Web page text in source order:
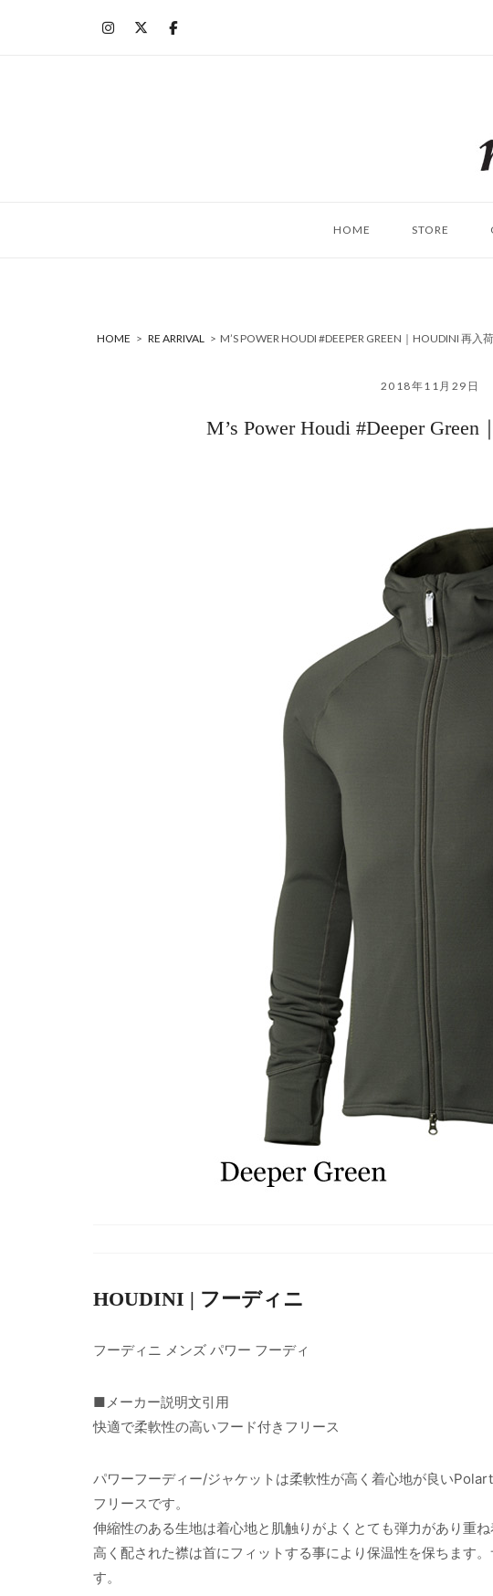
HOME STORE
HOME > RE ARRIVAL > M’S POWER HOUDI #DEEPER GREEN｜HOUDINI 再入
2018年11月29日
M’s Power Houdi #Deeper
HOUDINI | フーディニ
フーディニ メンズ パワー フーディ
■メーカー説明文引用
快適で柔軟性の高いフード付きフリース
パワーフーディー/ジャケットは柔軟性が高く着心地が良い
フリースです。
伸縮性のある生地は着心地と肌触りがよくとても弾力があり重ね
高く配された襟は首にフィットする事により保温性を保ちます
す。